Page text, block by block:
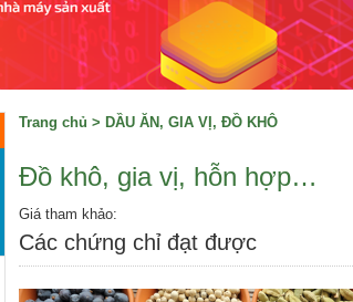
Trang chủ > DẦU ĂN, GIA VỊ, ĐỒ KHÔ
Đồ khô, gia vị, hỗn hợp…
Giá tham khảo:
Các chứng chỉ đạt được